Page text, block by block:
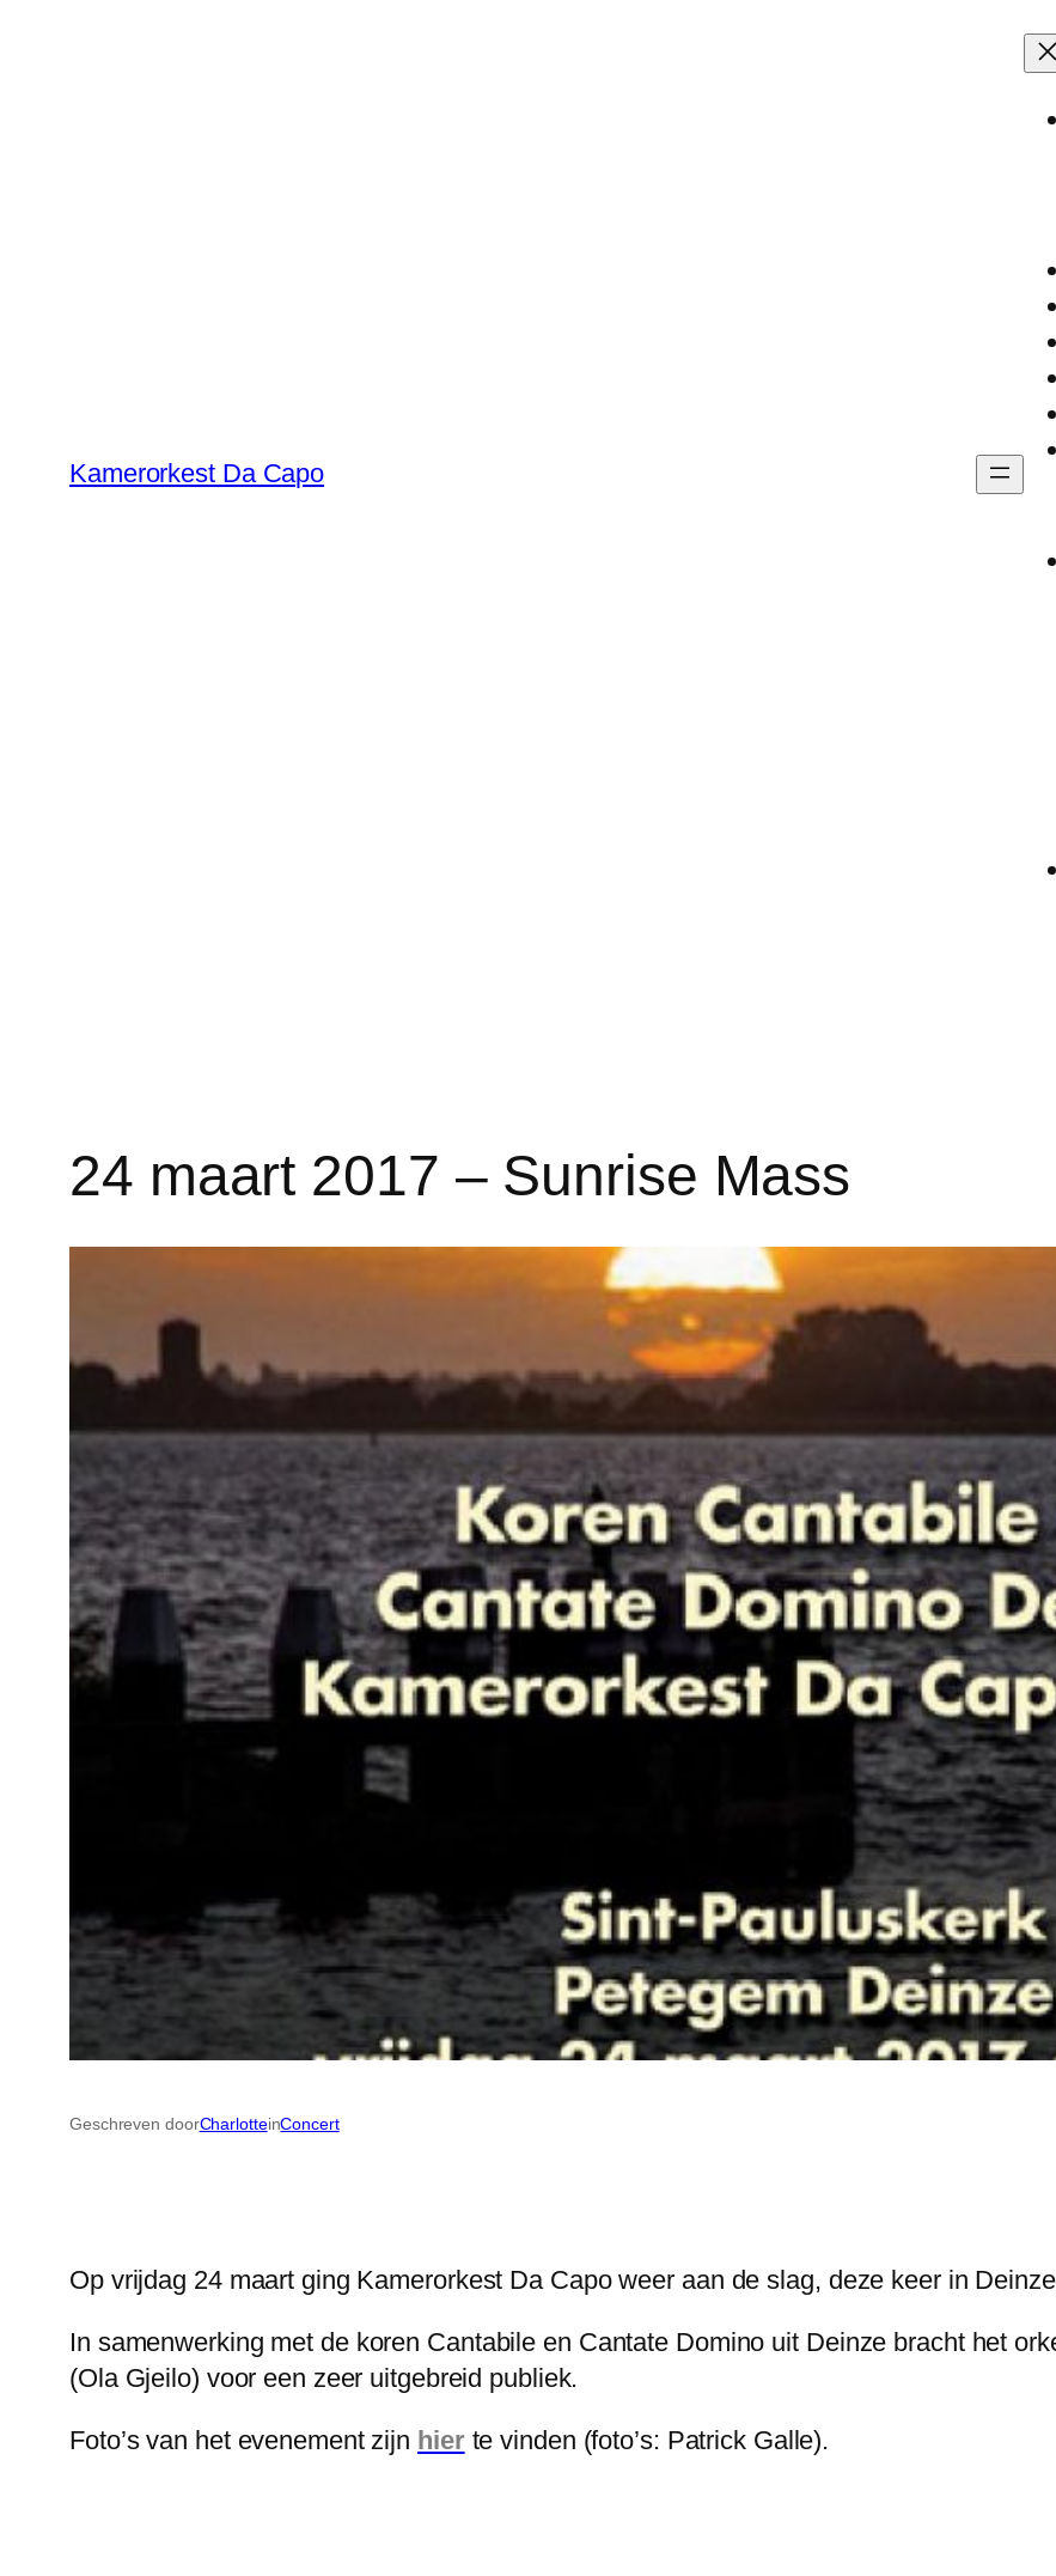
Kamerorkest Da Capo
24 maart 2017 – Sunrise Mass
Geschreven doorCharlotteinConcert
Op vrijdag 24 maart ging Kamerorkest Da Capo weer aan de slag, deze keer in
In samenwerking met de koren Cantabile en Cantate Domino uit Deinze bracht het
(Ola Gjeilo) voor een zeer uitgebreid publiek.
Foto’s van het evenement zijn hier te vinden (foto’s: Patrick Galle).